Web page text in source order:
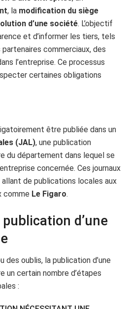
, la modification du siège
d’une société. L’objectif
et d’informer les tiers, tels
commerciaux, des
l’entreprise. Ce processus
certaines obligations
être publiée dans un
(JAL), une publication
du département dans lequel se
concernée. Ces journaux
de publications locales aux
comme Le Figaro.
d’une
des oublis, la publication d’une
un certain nombre d’étapes
: